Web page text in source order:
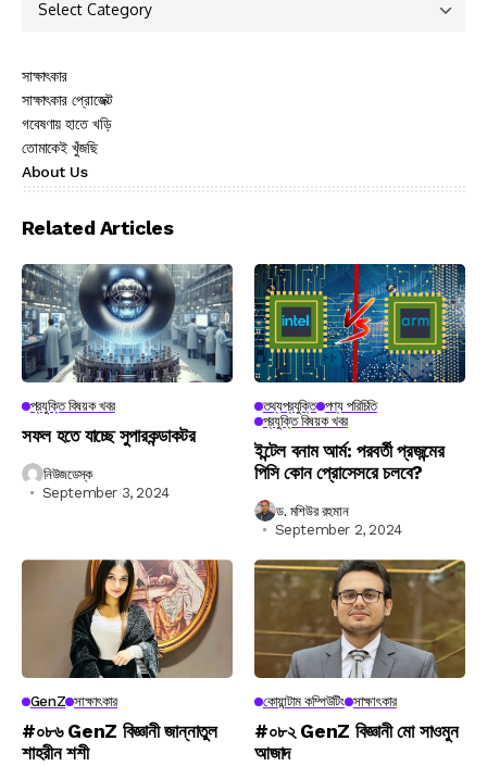
সাক্ষাৎকার
সাক্ষাৎকার প্রোজেক্ট
গবেষণায় হাতে খড়ি
তোমাকেই খুঁজছি
About Us
Related Articles
প্রযুক্তি বিষয়ক খবর
সফল হতে যাচ্ছে সুপারকন্ডাকটর
নিউজডেস্ক
September 3, 2024
তথ্যপ্রযুক্তি পণ্য পরিচিতি
প্রযুক্তি বিষয়ক খবর
ইন্টেল বনাম আর্ম: পরবর্তী প্রজন্মের
পিসি কোন প্রোসেসরে চলবে?
ড. মশিউর রহমান
September 2, 2024
GenZ সাক্ষাৎকার
#০৮৬ GenZ বিজ্ঞানী জান্নাতুল
শাহরীন শশী
কোয়ান্টাম কম্পিউটিং সাক্ষাৎকার
#০৮২ GenZ বিজ্ঞানী মো সাওমুন
আজাদ